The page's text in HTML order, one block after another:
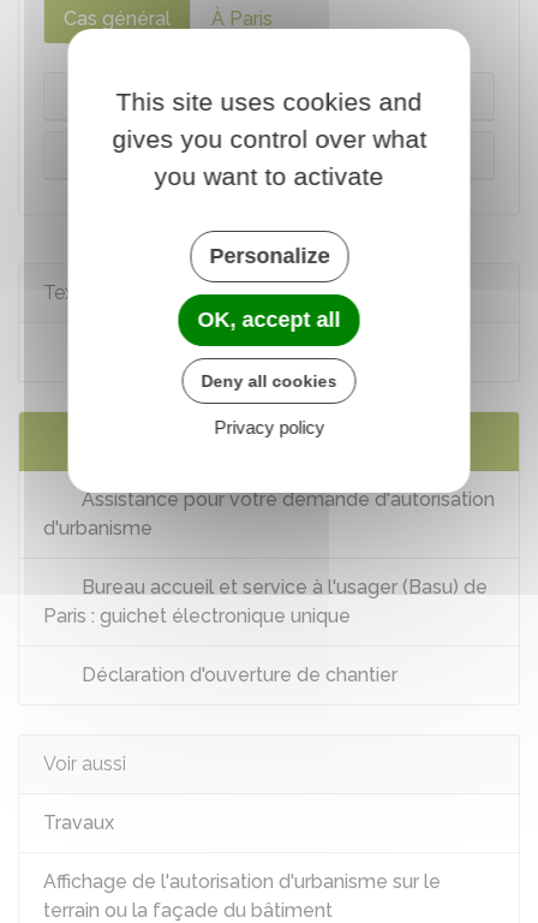
Cas général À Paris
Sur internet
Formulaire
Textes de référence
Code de l'urbanisme : article R*424-16
Services en ligne et formulaires
Assistance pour votre demande d'autorisation
d'urbanisme
Bureau accueil et service à l'usager (Basu) de
Paris : guichet électronique unique
Déclaration d'ouverture de chantier
Voir aussi
Travaux
Affichage de l'autorisation d'urbanisme sur le
terrain ou la façade du bâtiment
This site uses cookies and
gives you control over what
you want to activate
Personalize
OK, accept all
Deny all cookies
Privacy policy